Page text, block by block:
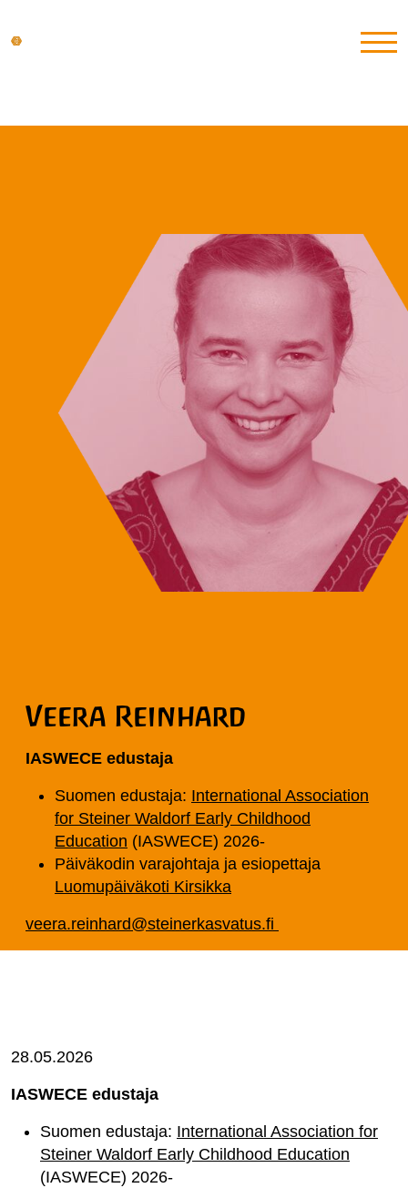
Veera Reinhard
IASWECE edustaja
Suomen edustaja: International Association
for Steiner Waldorf Early Childhood
Education (IASWECE) 2026-
Päiväkodin varajohtaja ja esiopettaja
Luomupäiväkoti Kirsikka
veera.reinhard@steinerkasvatus.fi
28.05.2026
IASWECE edustaja
Suomen edustaja: International Association for
Steiner Waldorf Early Childhood Education
(IASWECE) 2026-